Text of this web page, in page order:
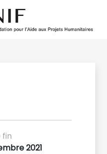
fin
2021